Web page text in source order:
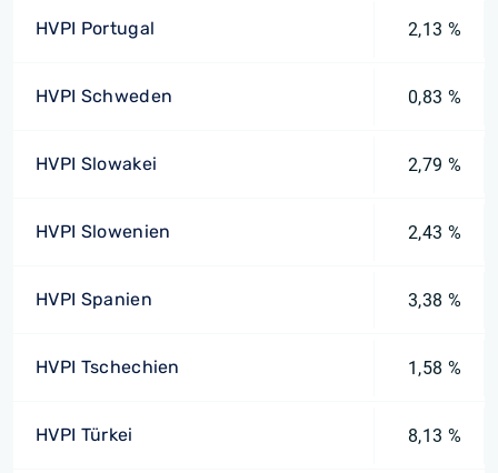
HVPI Portugal 2,13 %
HVPI Schweden 0,83 %
HVPI Slowakei 2,79 %
HVPI Slowenien 2,43 %
HVPI Spanien 3,38 %
HVPI Tschechien 1,58 %
HVPI Türkei 8,13 %